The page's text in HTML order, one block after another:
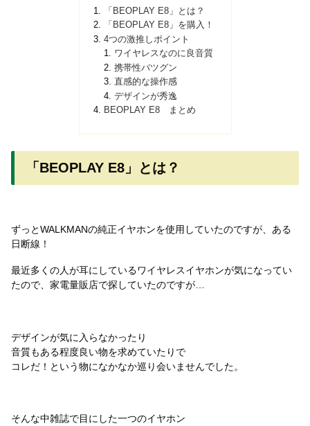
「BEOPLAY E8」とは？
「BEOPLAY E8」を購入！
4つの激推しポイント
ワイヤレスなのに良音質
携帯性バツグン
直感的な操作感
デザインが秀逸
BEOPLAY E8 まとめ
「BEOPLAY E8」とは？
ずっとWALKMANの純正イヤホンを使用していたのですが、ある
日断線！
最近多くの人が耳にしているワイヤレスイヤホンが気になってい
たので、家電量販店で探していたのですが…
デザインが気に入らなかったり
音質もある程度良い物を求めていたりで
コレだ！という物になかなか巡り会いませんでした。
そんな中雑誌で目にした一つのイヤホン